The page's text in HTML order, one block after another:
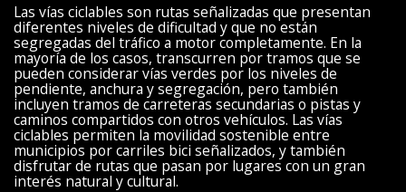
Las vías ciclables son rutas señalizadas que presentan
diferentes niveles de dificultad y que no están
segregadas del tráfico a motor completamente. En la
mayoría de los casos, transcurren por tramos que se
pueden considerar vías verdes por los niveles de
pendiente, anchura y segregación, pero también
incluyen tramos de carreteras secundarias o pistas y
caminos compartidos con otros vehículos. Las vías
ciclables permiten la movilidad sostenible entre
municipios por carriles bici señalizados, y también
disfrutar de rutas que pasan por lugares con un gran
interés natural y cultural.